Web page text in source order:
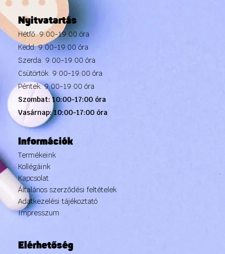
Nyitvatartás
Hétfő: 9:00-19:00 óra
Kedd: 9:00-19:00 óra
Szerda: 9:00-19:00 óra
Csütörtök: 9:00-19:00 óra
Péntek: 9:00-19:00 óra
Szombat: 10:00-17:00 óra
Vasárnap: 10:00-17:00 óra
Információk
Termékeink
Kollégáink
Kapcsolat
Általános szerződési feltételek
Adatkezelési tájékoztató
Impresszum
Elérhetőség